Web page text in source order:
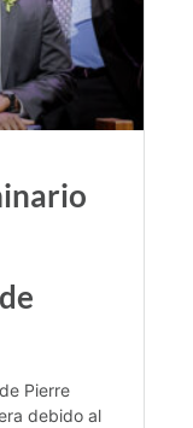
Pierre
debido al